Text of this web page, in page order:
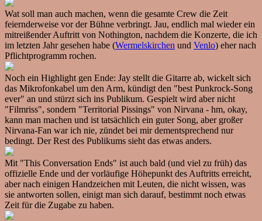
Wat soll man auch machen, wenn die gesamte Crew die Zeit
feiernderweise vor der Bühne verbringt. Jau, endlich mal wieder ein
mitreißender Auftritt von Nothington, nachdem die Konzerte, die ich
im letzten Jahr gesehen habe (Wermelskirchen und Venlo) eher nach
Pflichtprogramm rochen.
Noch ein Highlight gen Ende: Jay stellt die Gitarre ab, wickelt sich
das Mikrofonkabel um den Arm, kündigt den "best Punkrock-Song
ever" an und stürzt sich ins Publikum. Gespielt wird aber nicht
"Filmriss", sondern "Territorial Pissings" von Nirvana - hm, okay,
kann man machen und ist tatsächlich ein guter Song, aber großer
Nirvana-Fan war ich nie, zündet bei mir dementsprechend nur
bedingt. Der Rest des Publikums sieht das etwas anders.
Mit "This Conversation Ends" ist auch bald (und viel zu früh) das
offizielle Ende und der vorläufige Höhepunkt des Auftritts erreicht,
aber nach einigen Handzeichen mit Leuten, die nicht wissen, was
sie antworten sollen, einigt man sich darauf, bestimmt noch etwas
Zeit für die Zugabe zu haben.